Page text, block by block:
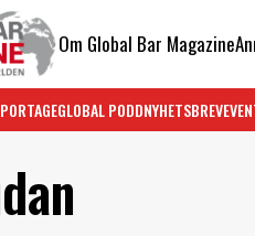
Om Global Bar Magazine
GLOBAL PODDNYHETSBREV